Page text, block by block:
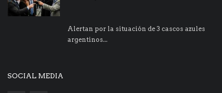
Alertan por la situación de 3 cascos azules
argentinos...
SOCIAL MEDIA